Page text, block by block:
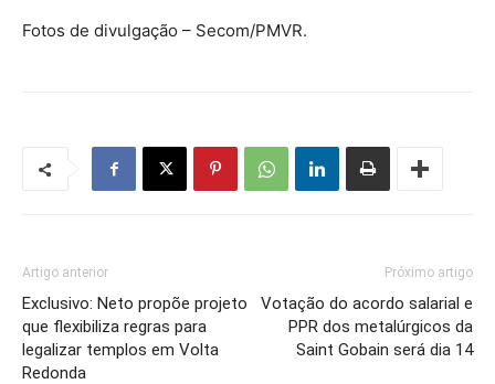
Fotos de divulgação – Secom/PMVR.
Artigo anterior
Exclusivo: Neto propõe projeto
que flexibiliza regras para
legalizar templos em Volta
Redonda
Próximo artigo
Votação do acordo salarial e
PPR dos metalúrgicos da
Saint Gobain será dia 14